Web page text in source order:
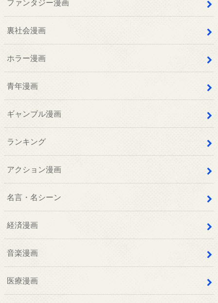
ファンタジー漫画
裏社会漫画
ホラー漫画
青年漫画
ギャンブル漫画
ランキング
アクション漫画
名言・名シーン
経済漫画
音楽漫画
医療漫画